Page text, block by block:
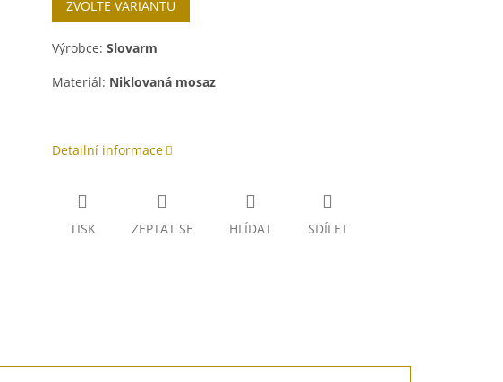
cena:
ZVOLTE VARIANTU
Výrobce: Slovarm
Materiál: Niklovaná mosaz
Detailní informace
TISK ZEPTAT SE HLÍDAT SDÍLET